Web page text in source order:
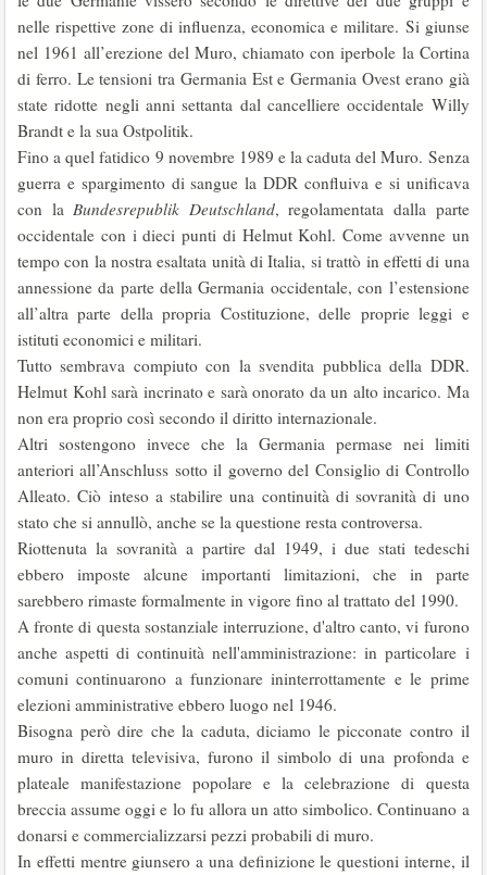
nelle rispettive zone di influenza, economica e militare. Si giunse
nel 1961 all’erezione del Muro, chiamato con iperbole la Cortina
di ferro. Le tensioni tra Germania Est e Germania Ovest erano già
state ridotte negli anni settanta dal cancelliere occidentale Willy
Brandt e la sua Ostpolitik.
Fino a quel fatidico 9 novembre 1989 e la caduta del Muro. Senza
guerra e spargimento di sangue la DDR confluiva e si unificava
con laBundesrepublik Deutschland, regolamentata dalla parte
occidentale con i dieci punti di Helmut Kohl. Come avvenne un
tempo con la nostra esaltata unità di Italia, si trattò in effetti di una
annessione da parte della Germania occidentale, con l’estensione
all’altra parte della propria Costituzione, delle proprie leggi e
istituti economici e militari.
Tutto sembrava compiuto con la svendita pubblica della DDR.
Helmut Kohl sarà incrinato e sarà onorato da un alto incarico. Ma
non era proprio così secondo il diritto internazionale.
Altri sostengono invece che la Germania permase nei limiti
anteriori all’Anschluss sotto il governo del Consiglio di Controllo
Alleato. Ciò inteso a stabilire una continuità di sovranità di uno
stato che si annullò, anche se la questione resta controversa.
Riottenuta la sovranità a partire dal 1949, i due stati tedeschi
ebbero imposte alcune importanti limitazioni, che in parte
sarebbero rimaste formalmente in vigore fino al trattato del 1990.
A fronte di questa sostanziale interruzione, d'altro canto, vi furono
anche aspetti di continuità nell'amministrazione: in particolare i
comuni continuarono a funzionare ininterrottamente e le prime
elezioni amministrative ebbero luogo nel 1946.
Bisogna però dire che la caduta, diciamo le picconate contro il
muro in diretta televisiva, furono il simbolo di una profonda e
plateale manifestazione popolare e la celebrazione di questa
breccia assume oggi e lo fu allora un atto simbolico. Continuano a
donarsi e commercializzarsi pezzi probabili di muro.
In effetti mentre giunsero a una definizione le questioni interne, il